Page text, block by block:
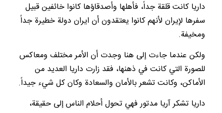
داریا كانت قلقة جداً، فأهلها وأصدقاؤها كانوا خائفين قبيل
سفرها لإيران لأنهم كانوا يعتقدون أن ايران دولة خطيرة جداً
ومخيفة.
ولكن عندما جاءت إلى هنا وجدت أن الأمر مختلف ومعاكس
للصورة التي كانت في ذهنها، فقد زارت داریا العديد من
الأماكن، وكانت تشعر بالأمان والسعادة وكان كل شيء جيداً.
داریا تشكر آريا مدتور فهي تحول أحلام الناس إلى حقيقة،